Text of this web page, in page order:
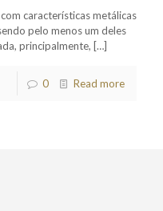
características metálicas
pelo menos um deles
principalmente, […]
0 Read more